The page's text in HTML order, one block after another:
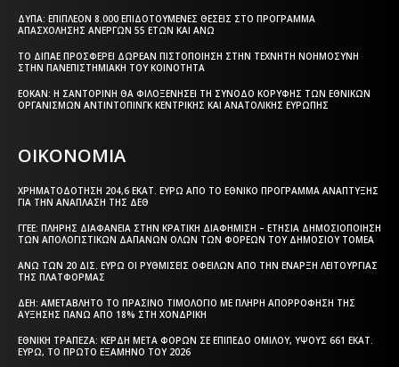
ΔΥΠΑ: ΕΠΙΠΛΈΟΝ 8.000 ΕΠΙΔΟΤΟΎΜΕΝΕΣ ΘΈΣΕΙΣ ΣΤΟ ΠΡΌΓΡΑΜΜΑ
ΑΠΑΣΧΌΛΗΣΗΣ ΑΝΈΡΓΩΝ 55 ΕΤΏΝ ΚΑΙ ΆΝΩ
ΤΟ ΔΙΠΑΕ ΠΡΟΣΦΈΡΕΙ ΔΩΡΕΆΝ ΠΙΣΤΟΠΟΊΗΣΗ ΣΤΗΝ ΤΕΧΝΗΤΉ ΝΟΗΜΟΣΎΝΗ
ΣΤΗΝ ΠΑΝΕΠΙΣΤΗΜΙΑΚΉ ΤΟΥ ΚΟΙΝΌΤΗΤΑ
ΕΟΚΑΝ: Η ΣΑΝΤΟΡΊΝΗ ΘΑ ΦΙΛΟΞΕΝΉΣΕΙ ΤΗ ΣΎΝΟΔΟ ΚΟΡΥΦΉΣ ΤΩΝ ΕΘΝΙΚΏΝ
ΟΡΓΑΝΙΣΜΏΝ ΑΝΤΙΝΤΌΠΙΝΓΚ ΚΕΝΤΡΙΚΉΣ ΚΑΙ ΑΝΑΤΟΛΙΚΉΣ ΕΥΡΏΠΗΣ
ΟΙΚΟΝΟΜΙΑ
ΧΡΗΜΑΤΟΔΌΤΗΣΗ 204,6 ΕΚΑΤ. ΕΥΡΏ ΑΠΌ ΤΟ ΕΘΝΙΚΌ ΠΡΌΓΡΑΜΜΑ ΑΝΆΠΤΥΞΗΣ
ΓΙΑ ΤΗΝ ΑΝΆΠΛΑΣΗ ΤΗΣ ΔΕΘ
ΓΓΕΕ: ΠΛΉΡΗΣ ΔΙΑΦΆΝΕΙΑ ΣΤΗΝ ΚΡΑΤΙΚΉ ΔΙΑΦΉΜΙΣΗ – EΤΉΣΙΑ ΔΗΜΟΣΙΟΠΟΊΗΣΗ
ΤΩΝ ΑΠΟΛΟΓΙΣΤΙΚΏΝ ΔΑΠΑΝΏΝ ΌΛΩΝ ΤΩΝ ΦΟΡΈΩΝ ΤΟΥ ΔΗΜΟΣΊΟΥ ΤΟΜΈΑ
ΆΝΩ ΤΩΝ 20 ΔΙΣ. ΕΥΡΏ ΟΙ ΡΥΘΜΊΣΕΙΣ ΟΦΕΙΛΏΝ ΑΠΌ ΤΗΝ ΈΝΑΡΞΗ ΛΕΙΤΟΥΡΓΊΑΣ
ΤΗΣ ΠΛΑΤΦΌΡΜΑΣ
ΔΕΗ: ΑΜΕΤΆΒΛΗΤΟ ΤΟ ΠΡΆΣΙΝΟ ΤΙΜΟΛΌΓΙΟ ΜΕ ΠΛΉΡΗ ΑΠΟΡΡΌΦΗΣΗ ΤΗΣ
ΑΎΞΗΣΗΣ ΠΆΝΩ ΑΠΌ 18% ΣΤΗ ΧΟΝΔΡΙΚΉ
ΕΘΝΙΚΉ ΤΡΆΠΕΖΑ: ΚΈΡΔΗ ΜΕΤΆ ΦΌΡΩΝ ΣΕ ΕΠΊΠΕΔΟ ΟΜΊΛΟΥ, ΎΨΟΥΣ 661 ΕΚΑΤ.
ΕΥΡΏ, ΤΟ ΠΡΏΤΟ ΕΞΆΜΗΝΟ ΤΟΥ 2026